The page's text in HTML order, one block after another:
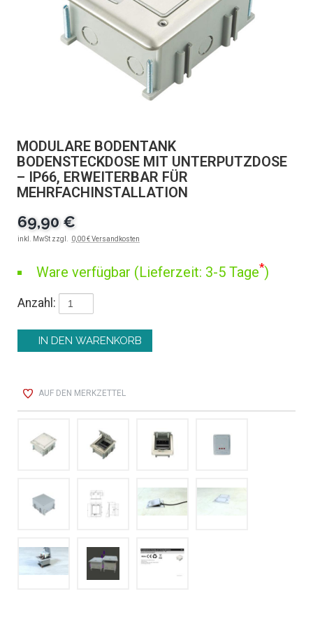
MODULARE BODENTANK
BODENSTECKDOSE MIT UNTERPUTZDOSE
– IP66, ERWEITERBAR FÜR
MEHRFACHINSTALLATION
69,90 €
inkl. MwSt zzgl. 0,00 € Versandkosten
Ware verfügbar (Lieferzeit: 3-5 Tage*)
Anzahl:
AUF DEN MERKZETTEL